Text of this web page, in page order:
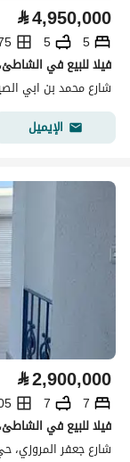
⃁4,950,000
5
5
فيلا للبيع في
شارع محمد بن ابي
الإيميل
⃁2,900,000
7
7
فيلا للبيع في
شارع جعفر